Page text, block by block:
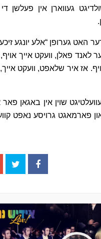
געווארן אין פעלשן
האט גערופן “אלע יונגע
לאנד פאלן, וועקט אייך
אז איר שלאפט, וועקט אייך,
און פארמאגט גרויסע נאפט